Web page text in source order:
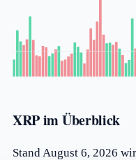
XRP im Überblick
Stand August 6, 2026